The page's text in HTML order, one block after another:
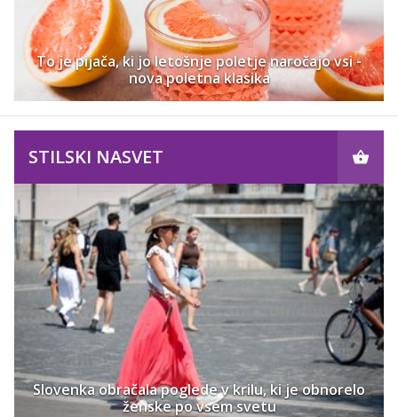
To je pijača, ki jo letošnje poletje naročajo vsi -
nova poletna klasika
STILSKI NASVET
Slovenka obračala poglede v krilu, ki je obnorelo
ženske po vsem svetu